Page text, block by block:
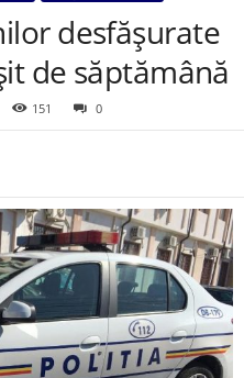
desfășurate
de săptămână
151 0